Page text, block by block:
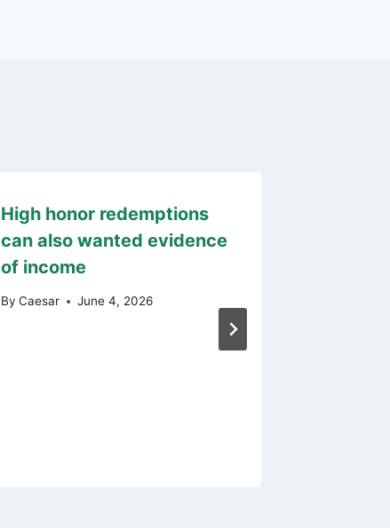
High honor redemptions
can also wanted evidence
of income
By Caesar June 4, 2026